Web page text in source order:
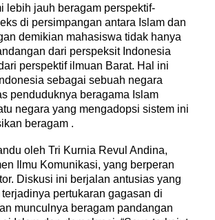
lebih jauh beragam perspektif-
di persimpangan antara Islam dan
demikian mahasiswa tidak hanya
dari perspeksit Indonesia
perspektif ilmuan Barat. Hal ini
sebagai sebuah negara
penduduknya beragama Islam
negara yang mengadopsi sistem ini
beragam .
oleh Tri Kurnia Revul Andina,
Ilmu Komunikasi, yang berperan
Diskusi ini berjalan antusias yang
pertukaran gagasan di
munculnya beragam pandangan